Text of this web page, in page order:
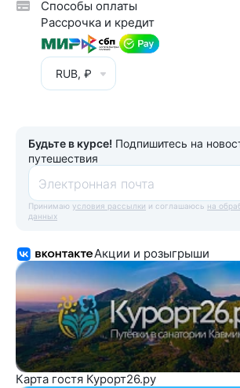
Способы оплаты
Рассрочка и кредит
RUB, ₽
Будьте в курсе! Подпишитесь на
путешествия
Электронная почта
Принимаю условия рассылки и соглашаюсь на
данных
Акции и розыгрыши
Карта гостя Курорт26.ру